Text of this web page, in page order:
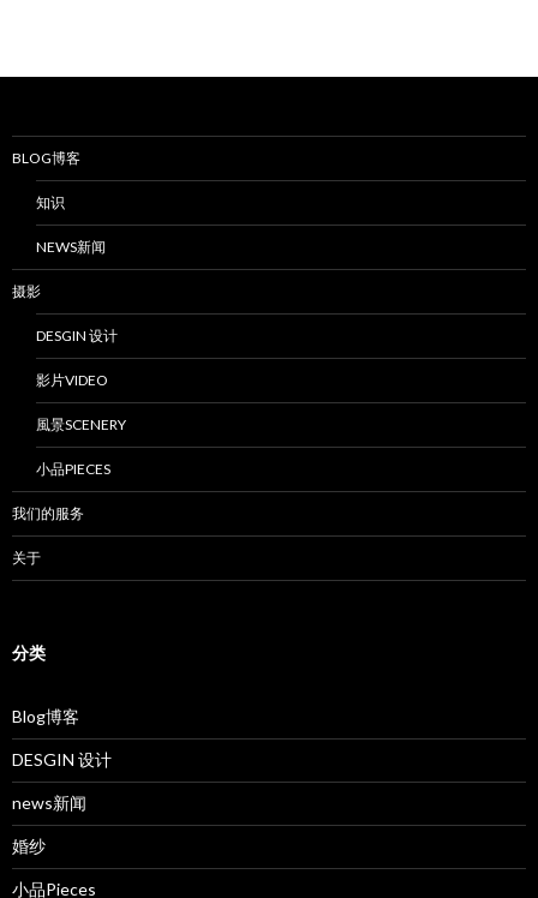
BLOG博客
知识
NEWS新闻
摄影
DESGIN 设计
影片VIDEO
風景SCENERY
小品PIECES
我们的服务
关于
分类
Blog博客
DESGIN 设计
news新闻
婚纱
小品Pieces